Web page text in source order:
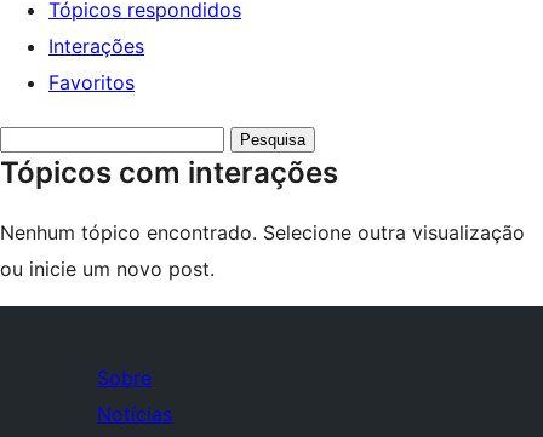
Tópicos respondidos
Interações
Favoritos
tópicos:
Tópicos com interações
Nenhum tópico encontrado. Selecione outra visualização
ou inicie um novo post.
Sobre
Notícias